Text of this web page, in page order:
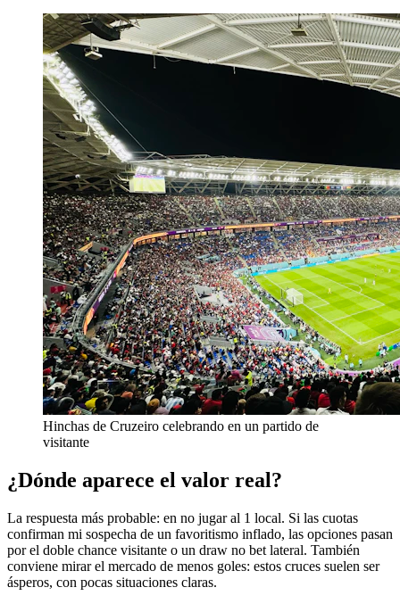
Hinchas de Cruzeiro celebrando en un partido de
visitante
¿Dónde aparece el valor real?
La respuesta más probable: en no jugar al 1 local. Si las cuotas
confirman mi sospecha de un favoritismo inflado, las opciones pasan
por el doble chance visitante o un draw no bet lateral. También
conviene mirar el mercado de menos goles: estos cruces suelen ser
ásperos, con pocas situaciones claras.